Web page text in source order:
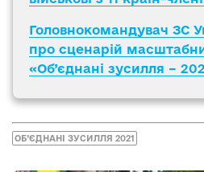
Головнокомандувач ЗС
про сценарій
«Об’єднані зусилля –
ОБ’ЄДНАНІ ЗУСИЛЛЯ 2021